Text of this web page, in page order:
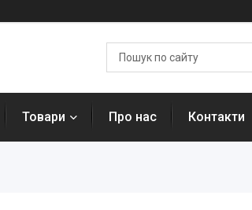
Товари Про нас Контакти